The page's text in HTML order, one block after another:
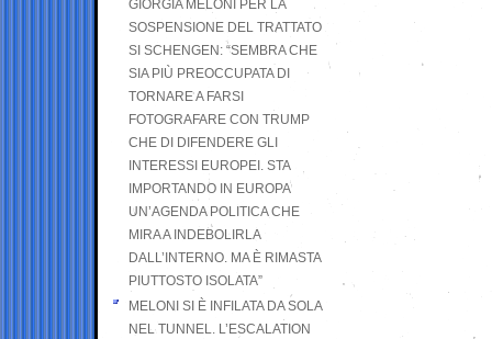
GIORGIA MELONI PER LA
SOSPENSIONE DEL TRATTATO
SI SCHENGEN: “SEMBRA CHE
SIA PIÙ PREOCCUPATA DI
TORNARE A FARSI
FOTOGRAFARE CON TRUMP
CHE DI DIFENDERE GLI
INTERESSI EUROPEI. STA
IMPORTANDO IN EUROPA
UN’AGENDA POLITICA CHE
MIRA A INDEBOLIRLA
DALL’INTERNO. MA È RIMASTA
PIUTTOSTO ISOLATA”
MELONI SI È INFILATA DA SOLA
NEL TUNNEL. L’ESCALATION